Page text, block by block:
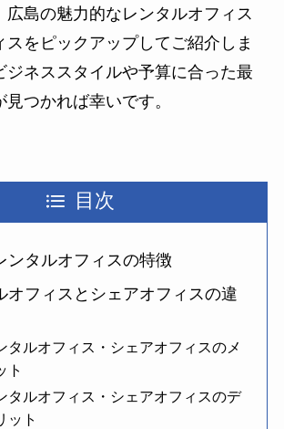
広島の魅力的なレンタルオフィス
スをピックアップしてご紹介しま
ジネススタイルや予算に合った最
つかれば幸いです。
目次
ンタルオフィスの特徴
オフィスとシェアオフィスの違
タルオフィス・シェアオフィスのメ
ト
タルオフィス・シェアオフィスのデ
ット